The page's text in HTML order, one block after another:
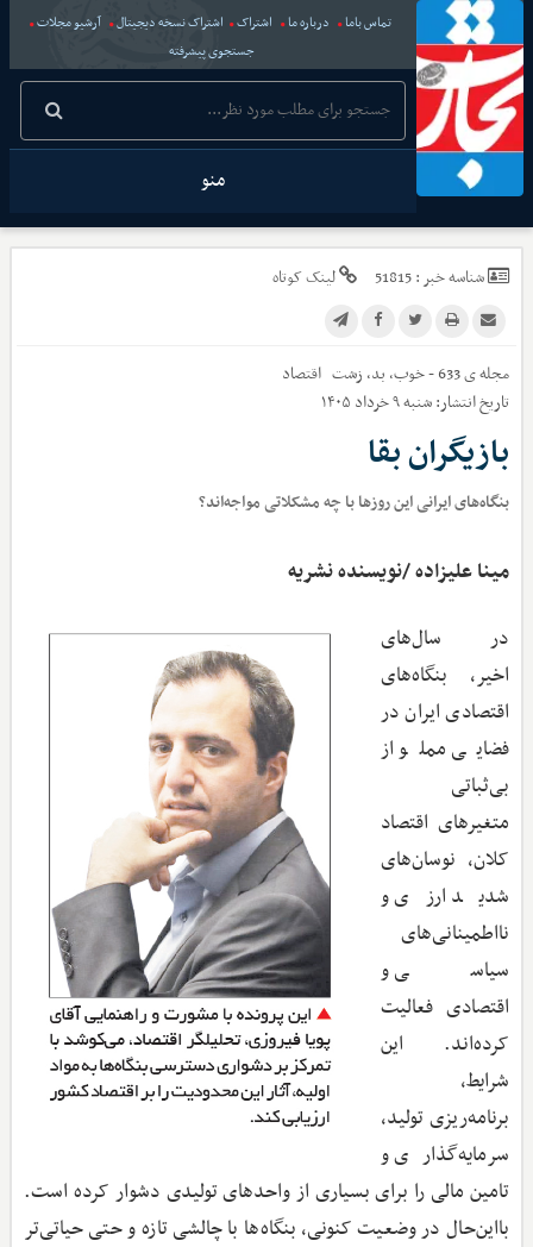
تماس باما درباره ما اشتراک اشتراک نسخه دیجیتال
آرشیو مجلات
جستجوی پیشرفته
منو
شناسه خبر :51815 لینک کوتاه
مجله ی 633 - خوب، بد، زشت
اقتصاد
تاریخ انتشار:شنبه ۹ خرداد ۱۴۰۵
بازیگران بقا
بنگاه‌های ایرانی این روزها با چه مشکلاتی مواجه‌اند؟
مینا علیزاده /نویسنده نشریه
در سال‌های
اخیر، بنگاه‌های
اقتصادی ایران در
فضایی مملو از
بی‌ثباتی
متغیرهای اقتصاد
کلان، نوسان‌های
شدید ارزی و
نااطمینانی‌های
سیاسی و
اقتصادی فعالیت
کرده‌اند. این
شرایط،
برنامه‌ریزی تولید،
سرمایه‌گذاری و
تامین مالی را برای بسیاری از واحدهای تولیدی دشوار کرده است.
بااین‌حال در وضعیت کنونی، بنگاه‌ها با چالشی تازه و حتی حیاتی‌تر